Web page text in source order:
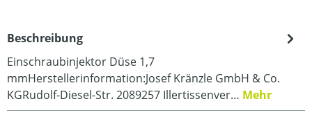
Beschreibung
Einschraubinjektor Düse 1,7
mmHerstellerinformation:Josef Kränzle GmbH & Co.
KGRudolf-Diesel-Str. 2089257 Illertissenver… Mehr